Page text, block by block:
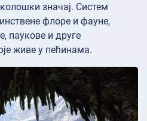
значај. Систем
флоре и фауне,
паукове и друге
живе у пећинама.